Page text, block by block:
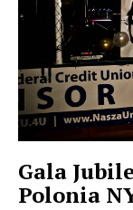
Gala
Polonia